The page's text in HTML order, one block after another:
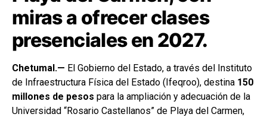
miras a ofrecer clases
presenciales en 2027.
Chetumal.— El Gobierno del Estado, a través del Instituto
de Infraestructura Física del Estado (Ifeqroo), destina 150
millones de pesos para la ampliación y adecuación de la
Universidad “Rosario Castellanos” de Playa del Carmen,